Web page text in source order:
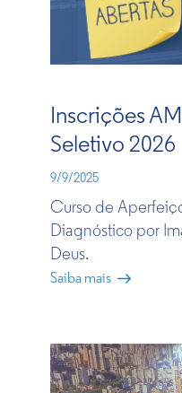
Inscrições
Seletivo 2026
9/9/2025
Curso de
Diagnóstico por
Deus​.​​
Saiba mais